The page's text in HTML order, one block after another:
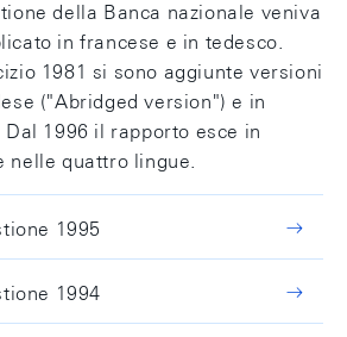
della Banca nazionale veniva
in francese e in tedesco.
1981 si sono aggiunte versioni
("Abridged version") e in
1996 il rapporto esce in
nelle quattro lingue.
1995
1994